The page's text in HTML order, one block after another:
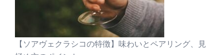
【ソアヴェクラシコの特徴】味わいとペアリング、見